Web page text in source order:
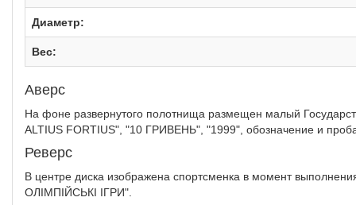
Диаметр:
Вес:
Аверс
На фоне развернутого полотнища размещен малый
ALTIUS FORTIUS", "10 ГРИВЕНЬ", "1999", обозначение и
Реверс
В центре диска изображена спортсменка в момент
ОЛІМПІЙСЬКІ ІГРИ".